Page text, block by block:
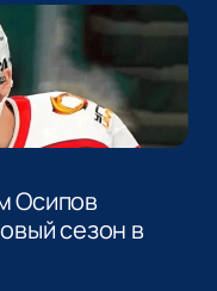
Осипов
сезон в